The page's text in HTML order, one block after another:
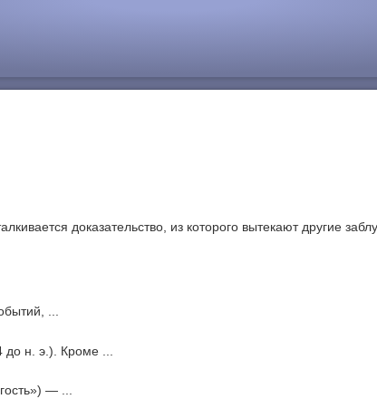
доказательство, из которого вытекают другие
...
н. э.). Кроме ...
— ...